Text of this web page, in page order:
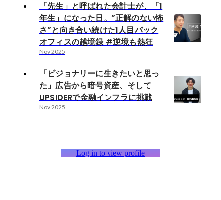
「先生」と呼ばれた会計士が、「1
年生」になった日。”正解のない怖
さ”と向き合い続けた1人目バック
オフィスの越境録 #逆境も熱狂
Nov 2025
「ビジョナリーに生きたいと思っ
た」広告から暗号資産、そして
UPSIDERで金融インフラに挑戦
Nov 2025
Log in to view profile